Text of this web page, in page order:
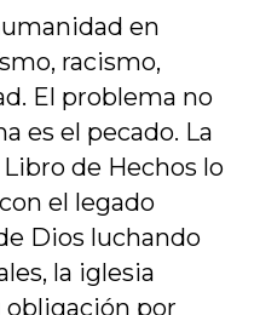
en
racismo,
El problema no
es el pecado. La
de Hechos lo
el legado
Dios luchando
la iglesia
por